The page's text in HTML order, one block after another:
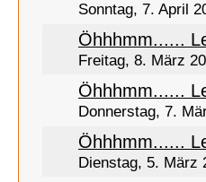
Sonntag, 7. April
Öhhhmm......
Freitag, 8. März
Öhhhmm......
Donnerstag, 7.
Öhhhmm......
Dienstag, 5. März